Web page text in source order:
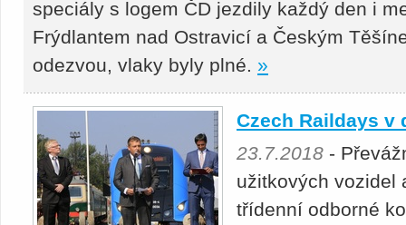
speciály s logem ČD jezdily každý den i
Frýdlantem nad Ostravicí a Českým
odezvou, vlaky byly plné. »
Czech Raildays v
23.7.2018 -
užitkových vozidel
třídenní odborné